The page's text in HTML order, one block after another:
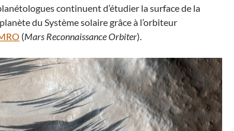
continuent d’étudier la surface de la
du Système solaire grâce à l’orbiteur
(Mars Reconnaissance Orbiter).